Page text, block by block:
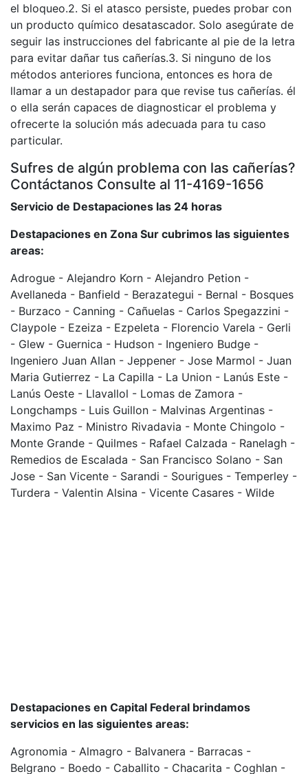
el bloqueo.2. Si el atasco persiste, puedes probar con
un producto químico desatascador. Solo asegúrate de
seguir las instrucciones del fabricante al pie de la letra
para evitar dañar tus cañerías.3. Si ninguno de los
métodos anteriores funciona, entonces es hora de
llamar a un destapador para que revise tus cañerías. él
o ella serán capaces de diagnosticar el problema y
ofrecerte la solución más adecuada para tu caso
particular.
Sufres de algún problema con las cañerías?
Contáctanos Consulte al 11-4169-1656
Servicio de Destapaciones las 24 horas
Destapaciones en Zona Sur cubrimos las siguientes
areas:
Adrogue - Alejandro Korn - Alejandro Petion -
Avellaneda - Banfield - Berazategui - Bernal - Bosques
- Burzaco - Canning - Cañuelas - Carlos Spegazzini -
Claypole - Ezeiza - Ezpeleta - Florencio Varela - Gerli
- Glew - Guernica - Hudson - Ingeniero Budge -
Ingeniero Juan Allan - Jeppener - Jose Marmol - Juan
Maria Gutierrez - La Capilla - La Union - Lanús Este -
Lanús Oeste - Llavallol - Lomas de Zamora -
Longchamps - Luis Guillon - Malvinas Argentinas -
Maximo Paz - Ministro Rivadavia - Monte Chingolo -
Monte Grande - Quilmes - Rafael Calzada - Ranelagh -
Remedios de Escalada - San Francisco Solano - San
Jose - San Vicente - Sarandi - Sourigues - Temperley -
Turdera - Valentin Alsina - Vicente Casares - Wilde
Destapaciones en Capital Federal brindamos
servicios en las siguientes areas:
Agronomia - Almagro - Balvanera - Barracas -
Belgrano - Boedo - Caballito - Chacarita - Coghlan -